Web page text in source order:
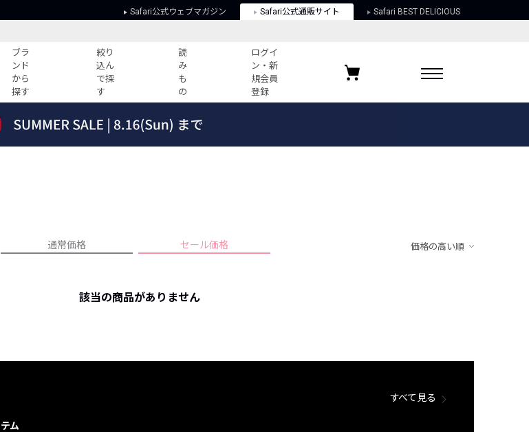
Safari公式ウェブマガジン Safari公式通販サイト Safari BEST DELICIOUS
ブラ
ンド
から
探す
絞り
込ん
で探
す
読
み
も
の
ログイ
ン・新
規会員
登録
べての記事
人気記事ランキング
ォーカスブランド
プライバシーポリシー
お気に入りブランド
通常価格 セール価格 価格の高い順
該当の商品がありません
ム
すべて見る